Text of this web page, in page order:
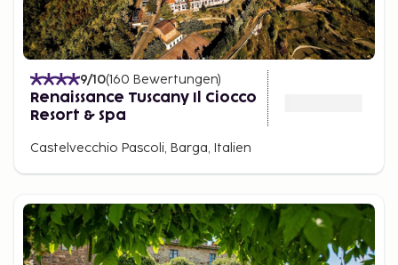
9/10(160 Bewertungen)
Renaissance Tuscany Il Ciocco
Resort & Spa
Castelvecchio Pascoli, Barga, Italien